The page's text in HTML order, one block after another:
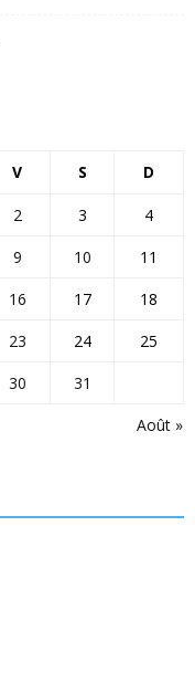
V S D
Août »
2 3
4
9 10
11
16 17
18
23 24
25
30 31